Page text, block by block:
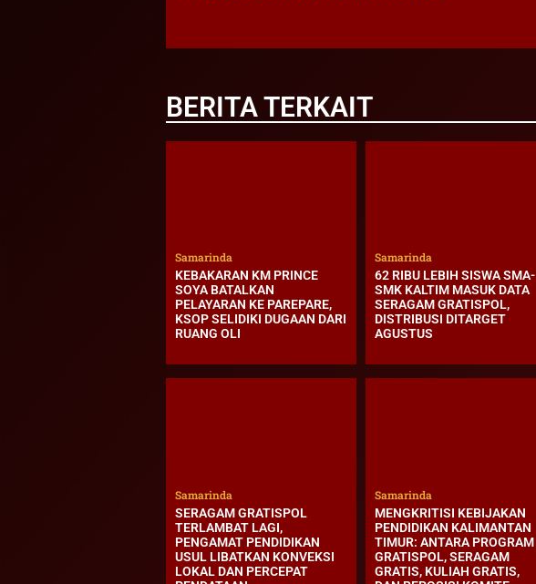
BERITA TERKAIT
Samarinda
KEBAKARAN KM PRINCE
SOYA BATALKAN
PELAYARAN KE PAREPARE,
KSOP SELIDIKI DUGAAN DARI
RUANG OLI
Samarinda
62 RIBU LEBIH SISWA SMA-
SMK KALTIM MASUK DATA
SERAGAM GRATISPOL,
DISTRIBUSI DITARGET
AGUSTUS
Samarinda
SERAGAM GRATISPOL
TERLAMBAT LAGI,
PENGAMAT PENDIDIKAN
USUL LIBATKAN KONVEKSI
LOKAL DAN PERCEPAT
Samarinda
MENGKRITISI KEBIJAKAN
PENDIDIKAN KALIMANTAN
TIMUR: ANTARA PROGRAM
GRATISPOL, SERAGAM
GRATIS, KULIAH GRATIS,